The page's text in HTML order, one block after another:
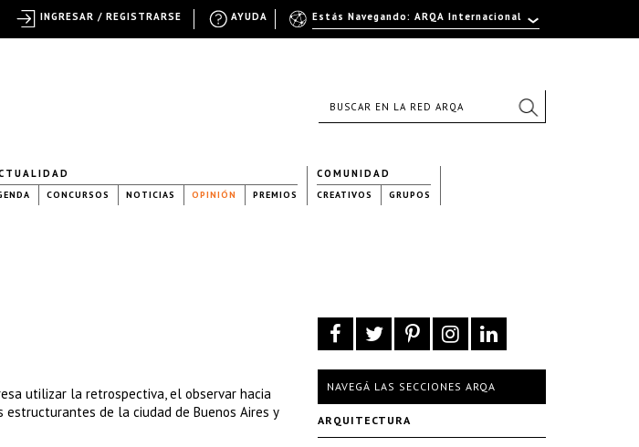
CONCURSOS NOTICIAS OPINIÓN PREMIOS
COMUNIDAD
CREATIVOS GRUPOS
utilizar la retrospectiva, el observar hacia
estructurantes de la ciudad de Buenos Aires y
NAVEGÁ LAS SECCIONES ARQA
ARQUITECTURA
Estás Navegando: ARQA Internacional
AYUDA
INGRESAR / REGISTRARSE